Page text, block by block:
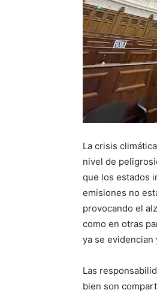
La crisis
nivel de
que los estados
emisiones no
provocando el
como en otras
ya se evidencian
Las
bien son